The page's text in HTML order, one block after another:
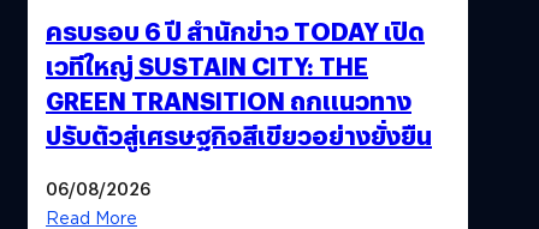
ครบรอบ 6 ปี สำนักข่าว TODAY เปิด
เวทีใหญ่ SUSTAIN CITY: THE
GREEN TRANSITION ถกแนวทาง
ปรับตัวสู่เศรษฐกิจสีเขียวอย่างยั่งยืน
06/08/2026
Read More